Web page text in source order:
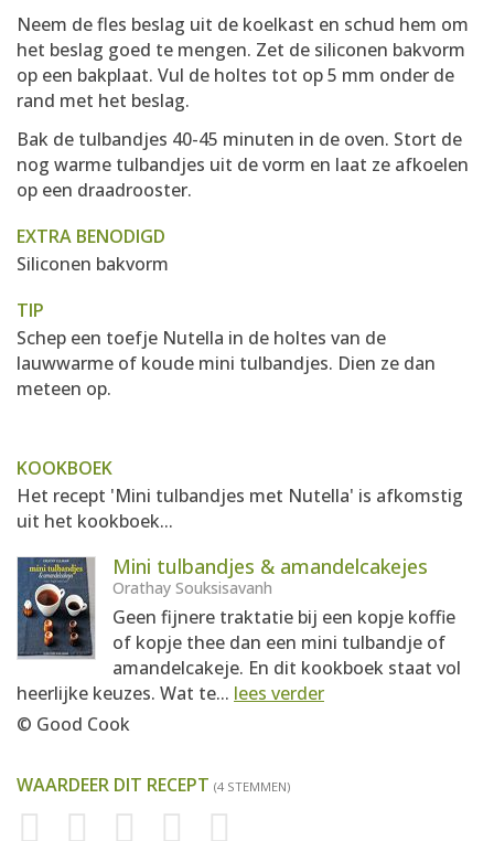
Neem de fles beslag uit de koelkast en schud hem om
het beslag goed te mengen. Zet de siliconen bakvorm
op een bakplaat. Vul de holtes tot op 5 mm onder de
rand met het beslag.
Bak de tulbandjes 40-45 minuten in de oven. Stort de
nog warme tulbandjes uit de vorm en laat ze afkoelen
op een draadrooster.
EXTRA BENODIGD
Siliconen bakvorm
TIP
Schep een toefje Nutella in de holtes van de
lauwwarme of koude mini tulbandjes. Dien ze dan
meteen op.
KOOKBOEK
Het recept 'Mini tulbandjes met Nutella' is afkomstig
uit het kookboek...
Mini tulbandjes & amandelcakejes
Orathay Souksisavanh
Geen fijnere traktatie bij een kopje koffie
of kopje thee dan een mini tulbandje of
amandelcakeje. En dit kookboek staat vol
heerlijke keuzes. Wat te... lees verder
© Good Cook
WAARDEER DIT RECEPT (4 STEMMEN)